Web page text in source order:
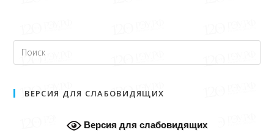
ВЕРСИЯ ДЛЯ СЛАБОВИДЯЩИХ
Версия для слабовидящих